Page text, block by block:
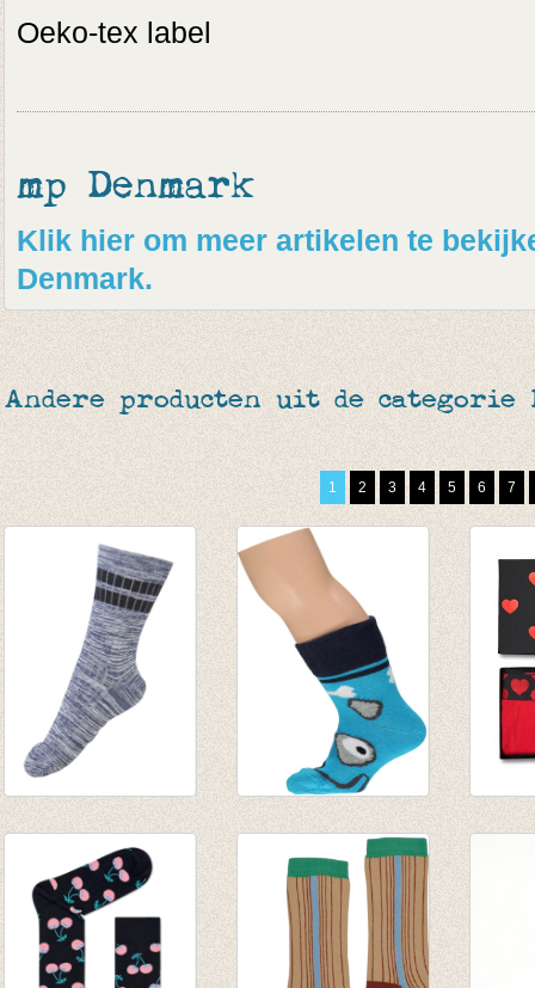
Oeko-tex label
mp Denmark
Klik hier om meer artikelen te
Denmark.
Andere producten uit de categorie
1 2 3 4 5 6 7
Sport Stripe navy
€ 5,95
€ 2,97
hond turquoise
€ 8,50
€ 5,95